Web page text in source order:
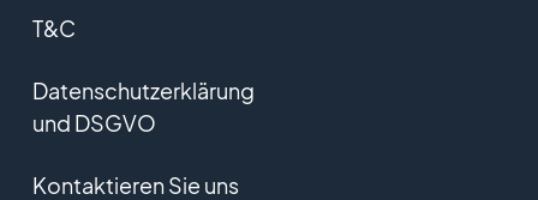
T&C
Datenschutzerklärung
und DSGVO
Kontaktieren Sie uns